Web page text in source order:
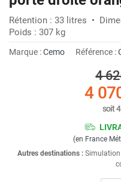
Rétention : 33 litres •
Poids : 307 kg
Marque :Cemo Référence :
4
4
soit
(en France
Autres destinations : Simulation